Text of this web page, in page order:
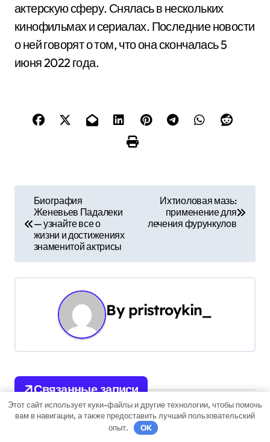
актерскую сферу. Снялась в нескольких
кинофильмах и сериалах. Последние новости
о ней говорят о том, что она скончалась 5
июня 2022 года.
и
ц
и
я
п
Биография
Женевьев Падалеки
— узнайте все о
жизни и достижениях
знаменитой актрисы
Ихтиоловая мазь:
применение для
лечения фурункулов
By pristroykin_
Связанные записи
Этот сайт использует куки-файлы и другие технологии, чтобы помочь
вам в навигации, а также предоставить лучший пользовательский
опыт.
OK